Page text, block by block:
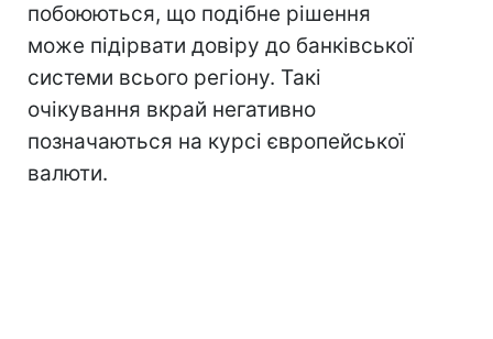
побоюються, що подібне рішення
може підірвати довіру до банківської
системи всього регіону. Такі
очікування вкрай негативно
позначаються на курсі європейської
валюти.